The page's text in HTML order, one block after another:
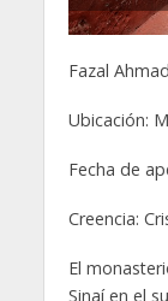
Fazal
Ubicación:
Fecha de
Creencia:
El
Sinaí en el